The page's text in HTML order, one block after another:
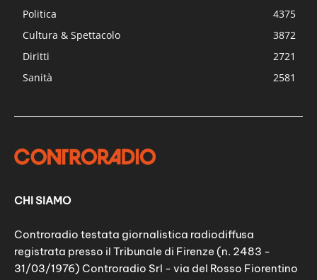
Politica
4375
Cultura & Spettacolo
3872
Diritti
2721
Sanità
2581
CHI SIAMO
Controradio testata giornalistica radiodiffusa
registrata presso il Tribunale di Firenze (n. 2483 -
31/03/1976) Controradio Srl - via del Rosso Fiorentino